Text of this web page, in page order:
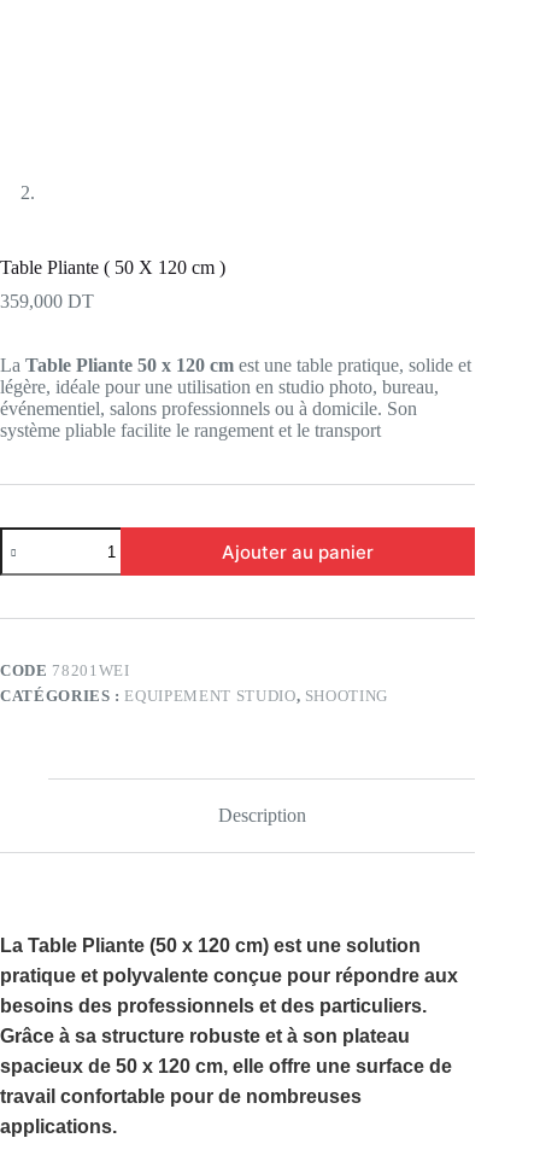
Table Pliante ( 50 X 120 cm )
359,000 DT
La Table Pliante 50 x 120 cm est une table pratique, solide et
légère, idéale pour une utilisation en studio photo, bureau,
événementiel, salons professionnels ou à domicile. Son
système pliable facilite le rangement et le transport
quantité
de
Table
(
120
cm
Ajouter au panier
CODE 78201WEI
CATÉGORIES :EQUIPEMENT STUDIO, SHOOTING
Description
La Table Pliante (50 x 120 cm) est une solution
pratique et polyvalente conçue pour répondre aux
besoins des professionnels et des particuliers.
Grâce à sa structure robuste et à son plateau
spacieux de 50 x 120 cm, elle offre une surface de
travail confortable pour de nombreuses
applications.